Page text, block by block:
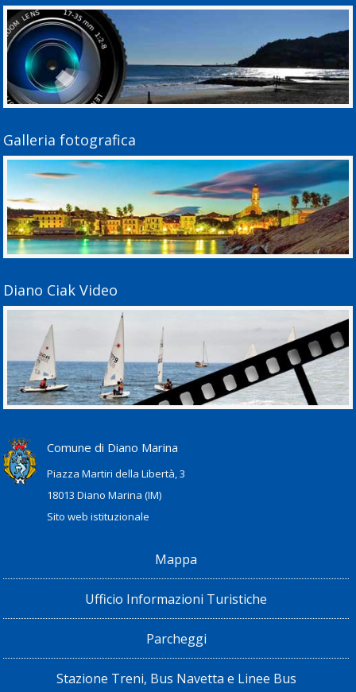
Galleria fotografica
Diano Ciak Video
Comune di Diano Marina
Piazza Martiri della Libertà, 3
18013 Diano Marina (IM)
Sito web istituzionale
Mappa
Ufficio Informazioni Turistiche
Parcheggi
Stazione Treni, Bus Navetta e Linee Bus